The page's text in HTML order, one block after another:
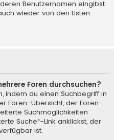
Benutzernamen eingibst.
wieder von den Listen
Foren durchsuchen?
indem du einen Suchbegriff in
Foren-Übersicht, der Foren-
Suchmöglichkeiten
Suche“-Link anklickst, der
ist.